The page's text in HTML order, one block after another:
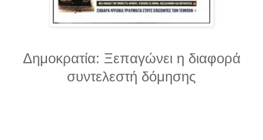
Δημοκρατία: Ξεπαγώνει η διαφορά
συντελεστή δόμησης